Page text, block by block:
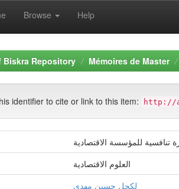
Browse Help
Biskra Repository Mémoires de Master
identifier to cite or link to this item: http://
العلوم الاقتصادية
لكحل حسين مهدي